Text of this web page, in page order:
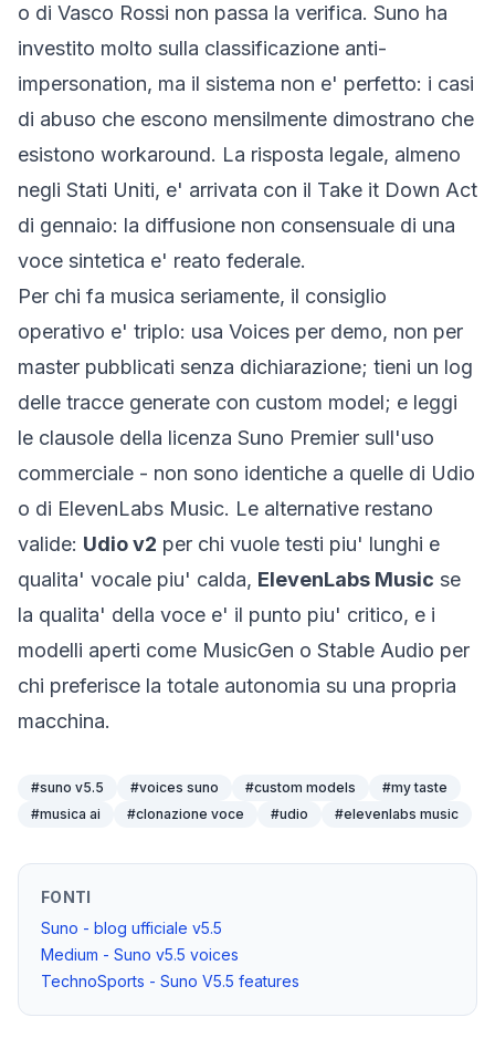
o di Vasco Rossi non passa la verifica. Suno ha
investito molto sulla classificazione anti-
impersonation, ma il sistema non e' perfetto: i casi
di abuso che escono mensilmente dimostrano che
esistono workaround. La risposta legale, almeno
negli Stati Uniti, e' arrivata con il Take it Down Act
di gennaio: la diffusione non consensuale di una
voce sintetica e' reato federale.
Per chi fa musica seriamente, il consiglio
operativo e' triplo: usa Voices per demo, non per
master pubblicati senza dichiarazione; tieni un log
delle tracce generate con custom model; e leggi
le clausole della licenza Suno Premier sull'uso
commerciale - non sono identiche a quelle di Udio
o di ElevenLabs Music. Le alternative restano
valide: Udio v2 per chi vuole testi piu' lunghi e
qualita' vocale piu' calda, ElevenLabs Music se
la qualita' della voce e' il punto piu' critico, e i
modelli aperti come MusicGen o Stable Audio per
chi preferisce la totale autonomia su una propria
macchina.
#suno v5.5 #voices suno #custom models #my taste
#musica ai #clonazione voce #udio #elevenlabs music
FONTI
Suno - blog ufficiale v5.5
Medium - Suno v5.5 voices
TechnoSports - Suno V5.5 features